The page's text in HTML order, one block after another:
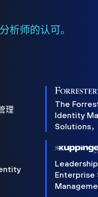
析师的认可。
理
The
Identity
Solutions
Enterprise